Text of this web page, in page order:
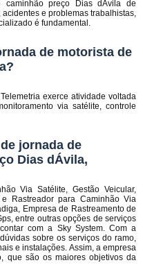
preço Dias dÁvila de
e problemas trabalhistas,
é fundamental.
de motorista de
exerce atividade voltada
via satélite, controle
jornada de
Dias dÁvila,
Via Satélite, Gestão Veicular,
Rastreador para Caminhão Via
Empresa de Rastreamento de
entre outras opções de serviços
com a Sky System. Com a
sobre os serviços do ramo,
e instalações. Assim, a empresa
que são os maiores objetivos da